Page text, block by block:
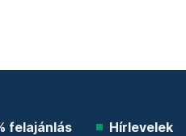
felajánlás Hírlevelek